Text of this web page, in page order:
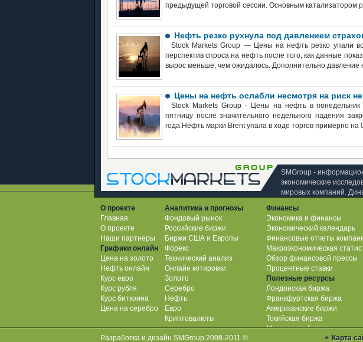
предыдущей торговой сессии. Основным катализатором
Нефть резко рухнула под давлением
Stock Markets Group — Цены на нефть резко упали
перспектив спроса на нефть после того, как данные
вырос меньше, чем ожидалось. Дополнительно давление
Цены на нефть ослабли несмотря на риск
Stock Markets Group - Цены на нефть в понедельник
пятницу после значительного недельного падения
года.Нефть марки Brent упала в ходе торгов примерно на
SMGroup -
экономические
мировых компаний.
О проекте
Главная
О проекте
Наши партнеры
Графики онлайн
Цена на золото
Нефть онлайн
Курс евро
Курс рубля
Курс биткоина
Цена на серебро
Аналитика и прогнозы
Фондовый рынок
Российские биржи
Биржи США и Европы
Форекс
Технический анализ
Онлайн котировки
Золото
Серебро
Нефть
Евро
Криптовалюты
Финансы
Экономика и финансы
Экономический календарь
Финансовые отчеты
Макроэкономическая
Обзор финансовой прессы
Процентные ставки
Полезные ресурсы
Лондонская биржа
Франкфуртская биржа
Американские биржи
Токийская биржа
Московская биржа
Разработка и дизайн SMGroup 2008-2011 © Карта